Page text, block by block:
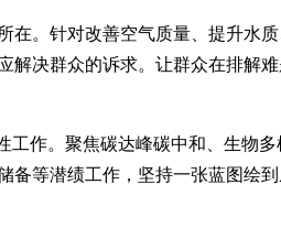
在。针对改善空气质量、提升水
解决群众的诉求。让群众在排解
作。聚焦碳达峰碳中和、生物
等潜绩工作，坚持一张蓝图绘